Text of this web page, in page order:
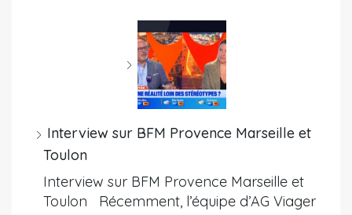
Interview sur BFM Provence Marseille et
Toulon
Interview sur BFM Provence Marseille et
Toulon Récemment, l’équipe d’AG Viager